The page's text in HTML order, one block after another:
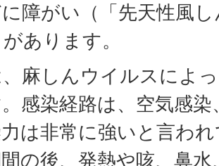
障がい（「先天性風
あります。
麻しんウイルスによ
感染経路は、空気感
は非常に強いと言わ
の後、発熱や咳、鼻